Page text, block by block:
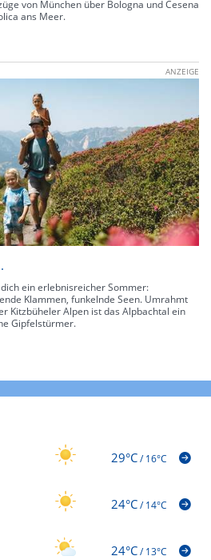
von München über Bologna und Cesena
ans Meer.
ANZEIGE
ein erlebnisreicher Sommer:
Klammen, funkelnde Seen. Umrahmt
Kitzbüheler Alpen ist das Alpbachtal ein
Gipfelstürmer.
29°C/16°C
24°C/14°C
24°C/13°C